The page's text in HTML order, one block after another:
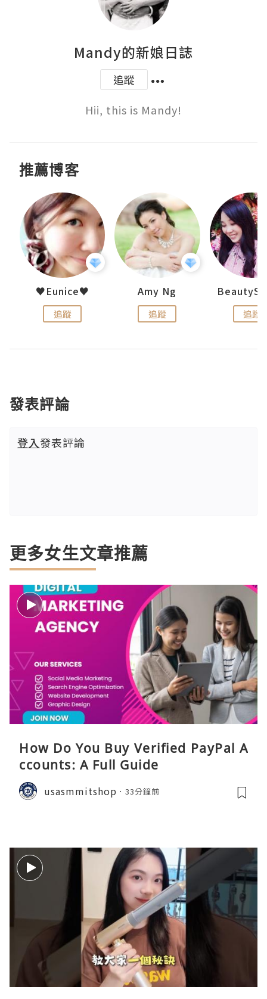
Mandy的新娘日誌
追蹤
Hii, this is Mandy!
推薦博客
♥Eunice♥
追蹤
Amy Ng
追蹤 追蹤
發表評論
登入發表評論
更多女生文章推薦
How Do You Buy Verified PayPal A
ccounts: A Full Guide
usasmmitshop 33分鐘前